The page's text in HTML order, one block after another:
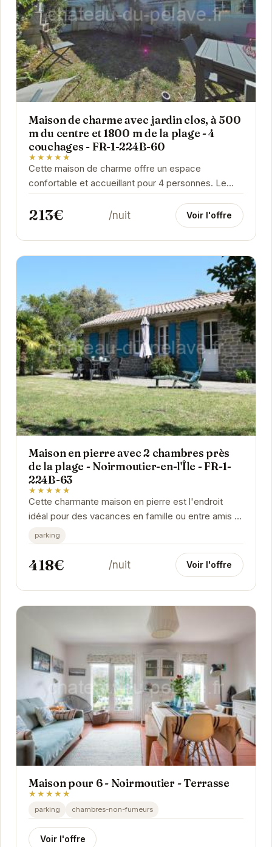
Maison de charme avec jardin clos, à 500
m du centre et 1800 m de la plage - 4
couchages - FR-1-224B-60
★★★★★
Cette maison de charme offre un espace
confortable et accueillant pour 4 personnes. Le
jardin clos est un véritable atout, idéal pour les
repas en...
213€ /nuit Voir l'offre
Maison en pierre avec 2 chambres près
de la plage - Noirmoutier-en-l'Île - FR-1-
224B-63
★★★★★
Cette charmante maison en pierre est l'endroit
idéal pour des vacances en famille ou entre amis à
Noirmoutier-en-l'Île. Sa proximité avec la...
parking
418€ /nuit Voir l'offre
Maison pour 6 - Noirmoutier - Terrasse
★★★★★
parking chambres-non-fumeurs
Voir l'offre